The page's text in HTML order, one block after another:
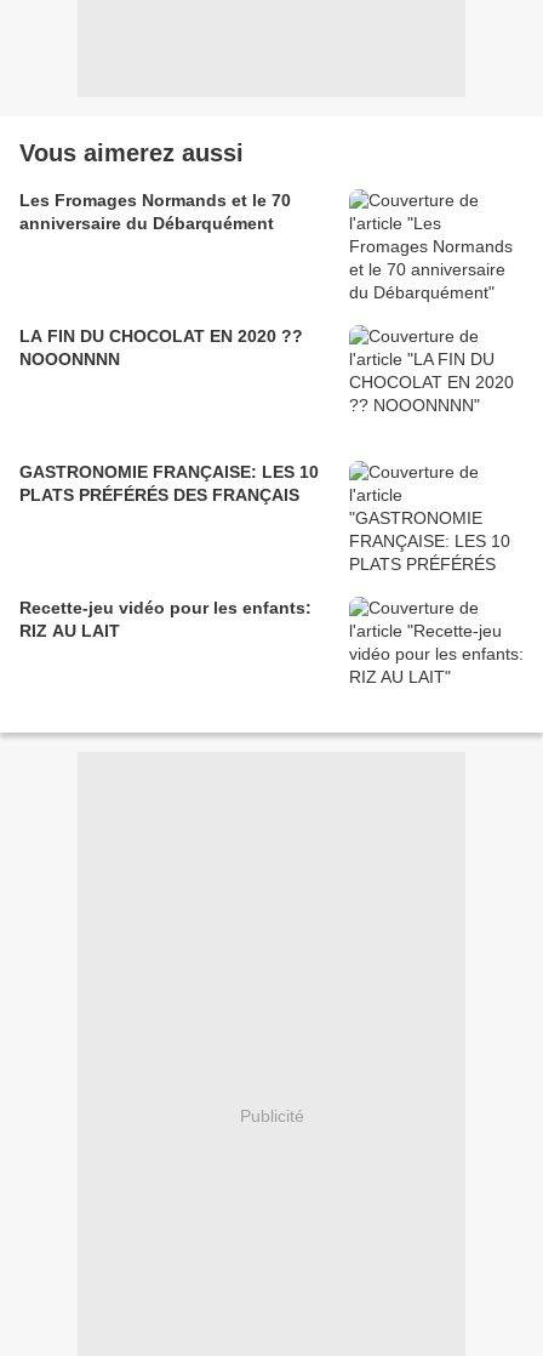
Vous aimerez aussi
Les Fromages Normands et le 70
anniversaire du Débarquément
LA FIN DU CHOCOLAT EN 2020 ??
NOOONNNN
GASTRONOMIE FRANÇAISE: LES 10
PLATS PRÉFÉRÉS DES FRANÇAIS
Recette-jeu vidéo pour les enfants:
RIZ AU LAIT
Publicité